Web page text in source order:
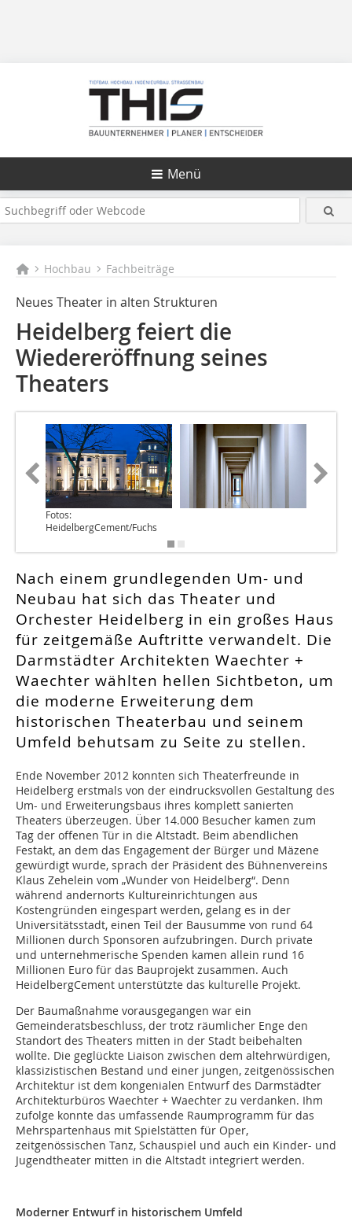
Menü
Hochbau Fachbeiträge
Neues Theater in alten Strukturen
Heidelberg feiert die
Wiedereröffnung seines
Theaters
Fotos:
HeidelbergCement/Fuchs
Nach einem grundlegenden Um- und
Neubau hat sich das Theater und
Orchester Heidelberg in ein großes Haus
für zeitgemäße Auftritte verwandelt. Die
Darmstädter Architekten Waechter +
Waechter wählten hellen Sichtbeton, um
die moderne Erweiterung dem
historischen Theaterbau und seinem
Umfeld behutsam zu Seite zu stellen.
Ende November 2012 konnten sich Theaterfreunde in
Heidelberg erstmals von der eindrucksvollen Gestaltung des
Um- und Erweiterungsbaus ihres komplett sanierten
Theaters überzeugen. Über 14.000 Besucher kamen zum
Tag der offenen Tür in die Altstadt. Beim abendlichen
Festakt, an dem das Engagement der Bürger und Mäzene
gewürdigt wurde, sprach der Präsident des Bühnenvereins
Klaus Zehelein vom „Wunder von Heidelberg“. Denn
während andernorts Kultureinrichtungen aus
Kostengründen eingespart werden, gelang es in der
Universitätsstadt, einen Teil der Bausumme von rund 64
Millionen durch Sponsoren aufzubringen. Durch private
und unternehmerische Spenden kamen allein rund 16
Millionen Euro für das Bauprojekt zusammen. Auch
HeidelbergCement unterstützte das kulturelle Projekt.
Der Baumaßnahme vorausgegangen war ein
Gemeinderatsbeschluss, der trotz räumlicher Enge den
Standort des Theaters mitten in der Stadt beibehalten
wollte. Die geglückte Liaison zwischen dem altehrwürdigen,
klassizistischen Bestand und einer jungen, zeitgenössischen
Architektur ist dem kongenialen Entwurf des Darmstädter
Architekturbüros Waechter + Waechter zu verdanken. Ihm
zufolge konnte das umfassende Raumprogramm für das
Mehrspartenhaus mit Spielstätten für Oper,
zeitgenössischen Tanz, Schauspiel und auch ein Kinder- und
Jugendtheater mitten in die Altstadt integriert werden.
Moderner Entwurf in historischem Umfeld